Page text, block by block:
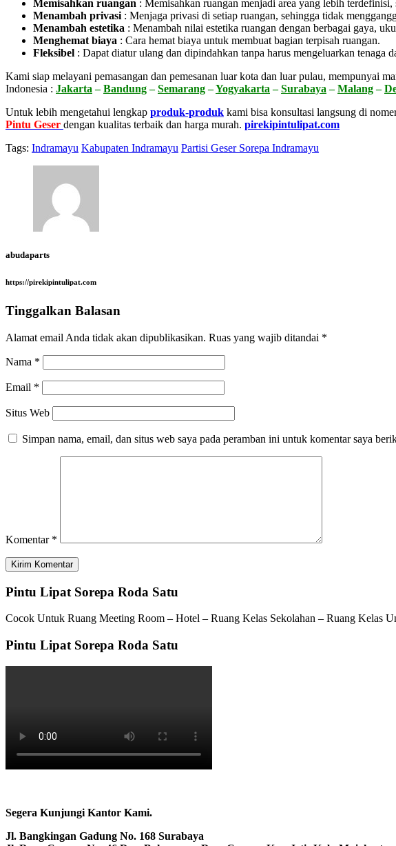
Memisahkan ruangan : Memisahkan ruangan menjadi area yang lebih
Menambah privasi : Menjaga privasi di setiap ruangan, sehingga tidak
Menambah estetika : Menambah nilai estetika ruangan dengan berbagai gaya,
Menghemat biaya : Cara hemat biaya untuk membuat bagian terpisah ruangan.
Fleksibel : Dapat diatur ulang dan dipindahkan tanpa harus mengeluarkan tenaga
Kami siap melayani pemasangan dan pemesanan luar kota dan luar pulau, mempunyai
Indonesia : Jakarta –Bandung–Semarang–Yogyakarta –Surabaya –Malang–
Untuk lebih mengetahui lengkap produk-produk kami bisa konsultasi langsung di
Pintu Geser dengan kualitas terbaik dan harga murah. pirekipintulipat.com
Tags: Indramayu Kabupaten Indramayu Partisi Geser Sorepa Indramayu
abudaparts
https://pirekipintulipat.com
Tinggalkan Balasan
Alamat email Anda tidak akan dipublikasikan. Ruas yang wajib ditandai *
Nama *
Email *
Situs Web
Simpan nama, email, dan situs web saya pada peramban ini untuk komentar saya
Komentar *
Pintu Lipat Sorepa Roda Satu
Cocok Untuk Ruang Meeting Room – Hotel – Ruang Kelas Sekolahan – Ruang Kelas
Pintu Lipat Sorepa Roda Satu
Segera Kunjungi Kantor Kami.
Jl. Bangkingan Gadung No. 168 Surabaya